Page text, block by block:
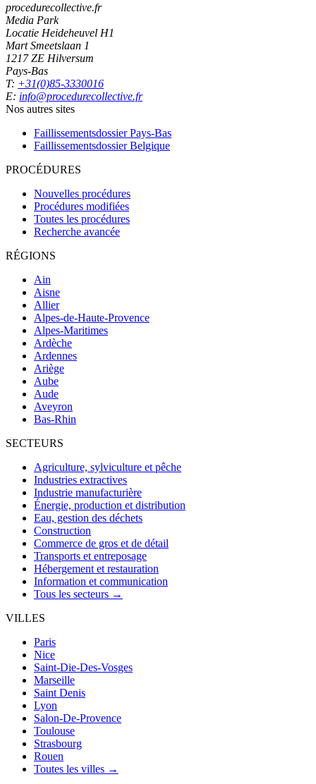
procedurecollective.fr
Media Park
Locatie Heideheuvel H1
Mart Smeetslaan 1
1217 ZE Hilversum
Pays-Bas
T: +31(0)85-3330016
E: info@procedurecollective.fr
Nos autres sites
Faillissementsdossier Pays-Bas
Faillissementsdossier Belgique
PROCÉDURES
Nouvelles procédures
Procédures modifiées
Toutes les procédures
Recherche avancée
RÉGIONS
Ain
Aisne
Allier
Alpes-de-Haute-Provence
Alpes-Maritimes
Ardèche
Ardennes
Ariège
Aube
Aude
Aveyron
Bas-Rhin
SECTEURS
Agriculture, sylviculture et pêche
Industries extractives
Industrie manufacturière
Énergie, production et distribution
Eau, gestion des déchets
Construction
Commerce de gros et de détail
Transports et entreposage
Hébergement et restauration
Information et communication
Tous les secteurs →
VILLES
Paris
Nice
Saint-Die-Des-Vosges
Marseille
Saint Denis
Lyon
Salon-De-Provence
Toulouse
Strasbourg
Rouen
Toutes les villes →